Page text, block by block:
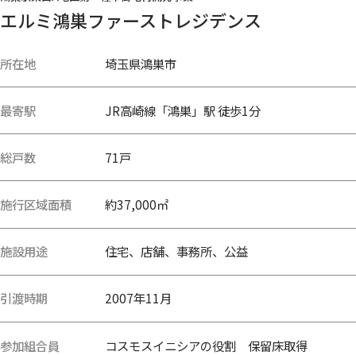
エルミ鴻巣ファーストレジデンス
所在地 埼玉県鴻巣市
最寄駅 JR高崎線「鴻巣」駅 徒歩1分
総戸数 71戸
施行区域面積 約37,000㎡
施設用途 住宅、店舗、事務所、公益
引渡時期 2007年11月
参加組合員 コスモスイニシアの役割 保留床取得